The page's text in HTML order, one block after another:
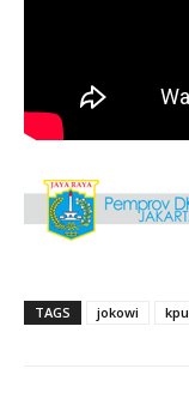
TAGS jokowi kpu